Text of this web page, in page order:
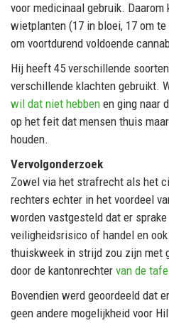
voor medicinaal gebruik.
wietplanten (17 in bloei, 17 om
om voortdurend voldoende
Hij heeft 45 verschillende
verschillende klachten gebruikt.
wil dat niet hebben en ging naar
op het feit dat mensen thuis
houden.
Vervolgonderzoek
Zowel via het strafrecht als het
rechters echter in het voordeel
worden vastgesteld dat er
veiligheidsrisico of handel en
thuiskweek in strijd zou zijn met
door de kantonrechter van de
Bovendien werd geoordeeld dat
geen andere mogelijkheid voor